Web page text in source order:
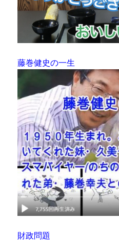
藤巻健史の一生
財政問題